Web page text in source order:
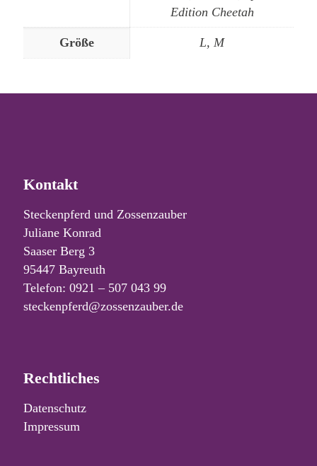
Edition Cheetah
Größe L, M
Kontakt
Steckenpferd und Zossenzauber
Juliane Konrad
Saaser Berg 3
95447 Bayreuth
Telefon: 0921 – 507 043 99
steckenpferd@zossenzauber.de
Rechtliches
Datenschutz
Impressum